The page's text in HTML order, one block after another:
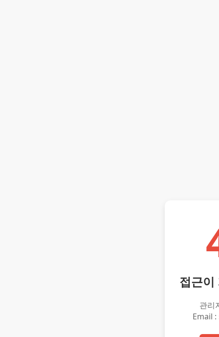
접근이
관리
Email